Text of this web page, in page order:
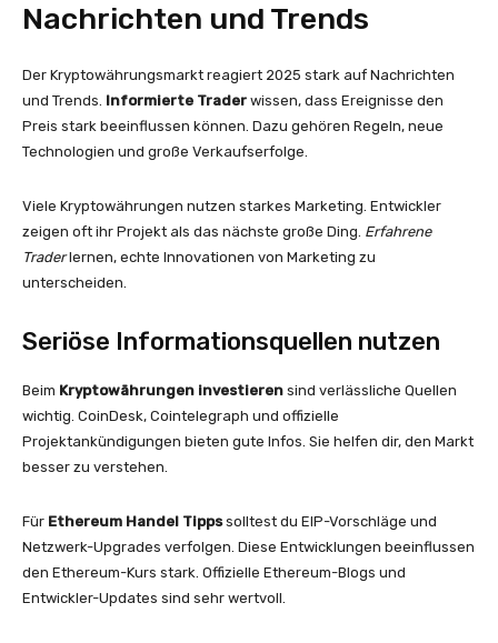
Nachrichten und Trends
Der Kryptowährungsmarkt reagiert 2025 stark auf Nachrichten
und Trends. Informierte Trader wissen, dass Ereignisse den
Preis stark beeinflussen können. Dazu gehören Regeln, neue
Technologien und große Verkaufserfolge.
Viele Kryptowährungen nutzen starkes Marketing. Entwickler
zeigen oft ihr Projekt als das nächste große Ding. Erfahrene
Traderlernen, echte Innovationen von Marketing zu
unterscheiden.
Seriöse Informationsquellen nutzen
Beim Kryptowährungen investieren sind verlässliche Quellen
wichtig. CoinDesk, Cointelegraph und offizielle
Projektankündigungen bieten gute Infos. Sie helfen dir, den Markt
besser zu verstehen.
Für Ethereum Handel Tippssolltest du EIP-Vorschläge und
Netzwerk-Upgrades verfolgen. Diese Entwicklungen beeinflussen
den Ethereum-Kurs stark. Offizielle Ethereum-Blogs und
Entwickler-Updates sind sehr wertvoll.